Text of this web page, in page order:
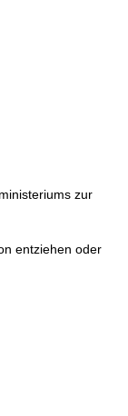
zur
entziehen oder